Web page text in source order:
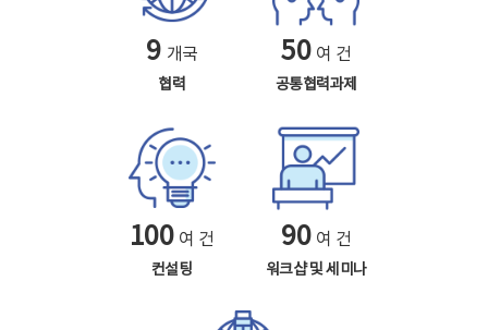
협력
9 개국
공통협력과제
50 여 건
컨설팅
100 여 건
워크샵 및 세미나
90 여 건